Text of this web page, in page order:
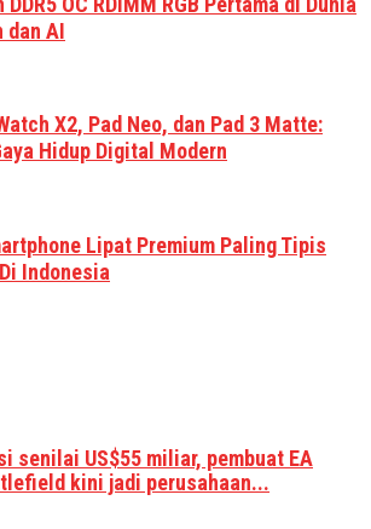
dan AI
X2, Pad Neo, dan Pad 3 Matte:
Hidup Digital Modern
Lipat Premium Paling Tipis
Indonesia
senilai US$55 miliar, pembuat EA
kini jadi perusahaan...